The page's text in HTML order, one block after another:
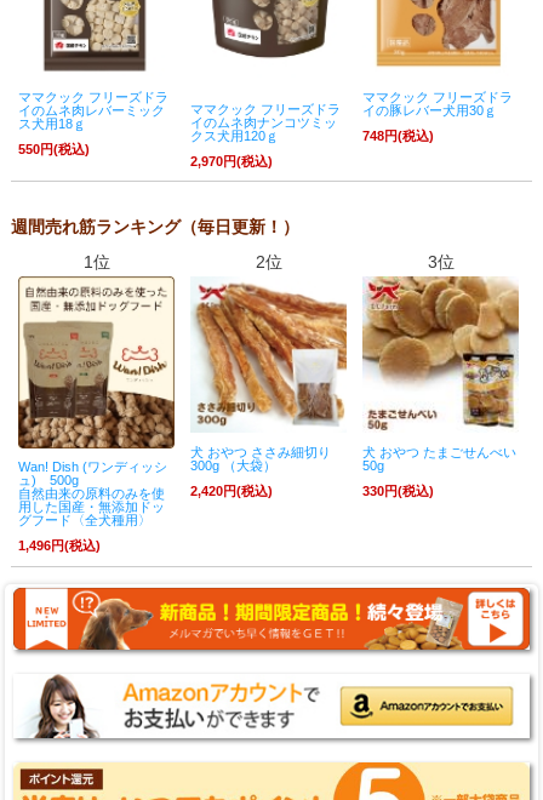
ママクック フリーズドラ
イのムネ肉レバーミック
ス犬用18ｇ
550円(税込)
ママクック フリーズドラ
イのムネ肉ナンコツミッ
クス犬用120ｇ
2,970円(税込)
ママクック フリーズドラ
イの豚レバー犬用30ｇ
748円(税込)
週間売れ筋ランキング（毎日更新！）
1位
Wan! Dish (ワンディッシ
ュ) 500g
自然由来の原料のみを使
用した国産・無添加ドッ
グフード〈全犬種用〉
1,496円(税込)
2位
犬 おやつ ささみ細切り
300g （大袋）
2,420円(税込)
3位
犬 おやつ たまごせんべい
50g
330円(税込)